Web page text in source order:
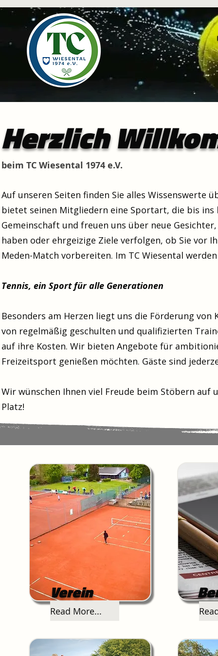
Herzlich
beim TC Wiesental 1974 e.V.
Auf unseren Seiten finden Sie alles Wissenswerte
bietet seinen Mitgliedern eine Sportart, die bis
Gemeinschaft und freuen uns über neue
haben oder ehrgeizige Ziele verfolgen, ob Sie vor
Meden-Match vorbereiten. Im TC Wiesental
Tennis, ein Sport für alle Generationen
Besonders am Herzen liegt uns die Förderung
von regelmäßig geschulten und qualifizierten
auf ihre Kosten. Wir bieten Angebote für
Freizeitsport genießen möchten. Gäste sind
Wir wünschen Ihnen viel Freude beim Stöbern
Platz!
Verein
Read More...